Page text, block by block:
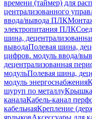
времени (таймер) для
централизованного
ввода/вывода ПЛК
электропитания ПЛК
шина,
выводаПолевая шина,
цифров. модуль ввода/
децентрализованная
модульПолевая шина,
модуль энергоснабжения
шуруп по металлуКрышка
каналаКабель-канал
кабельнаяКрепление
ярлыковАксессуары для